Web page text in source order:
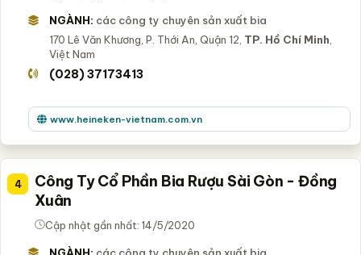
NGÀNH: các công ty chuyên sản xuất bia
170 Lê Văn Khương, P. Thới An, Quận 12, TP. Hồ Chí Minh
Việt Nam
(028) 37173413
www.heineken-vietnam.com.vn
4
Công Ty Cổ Phần Bia Rượu Sài Gòn - Đồng
Xuân
Cập nhật gần nhất: 14/5/2020